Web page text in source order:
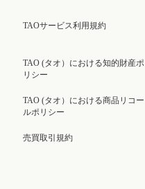
TAOサービス利用規約
TAO (タオ）における知的財産ポ
リシー
TAO (タオ）における商品リコー
ルポリシー
売買取引規約